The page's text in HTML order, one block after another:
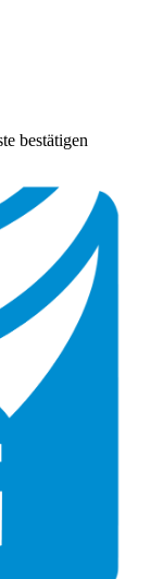
bestätigen